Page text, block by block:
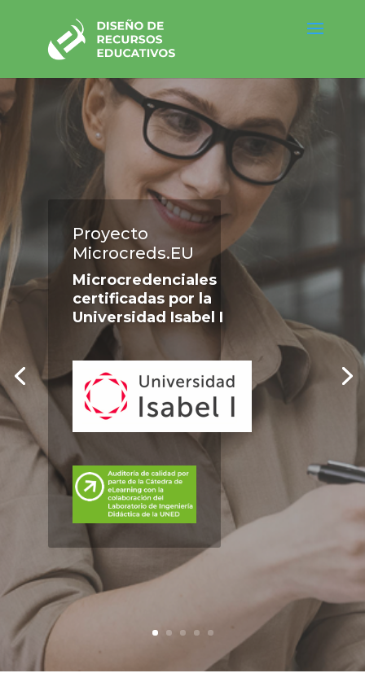
Proyecto
Microcreds.EU
Microcredenciales
certificadas por la
Universidad Isabel I